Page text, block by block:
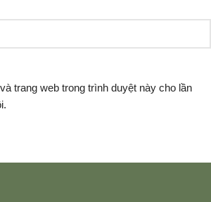
trang web trong trình duyệt này cho lần